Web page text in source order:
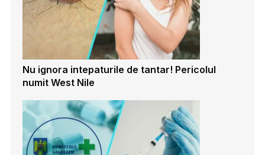
Nu ignora intepaturile de tantar! Pericolul
numit West Nile